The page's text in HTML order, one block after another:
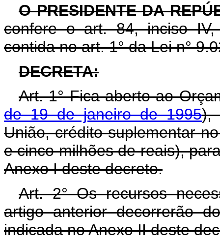
O PRESIDENTE DA
confere o art. 84, inciso
contida no art. 1° da Lei n°
DECRETA:
Art. 1° Fica aberto ao
de 19 de janeiro de 1995),
União, crédito suplementar
e cinco milhões de reais),
Anexo I deste decreto.
Art. 2° Os recursos
artigo anterior decorrerão
indicada no Anexo II deste